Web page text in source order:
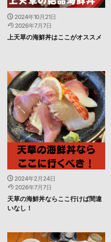
2024年10月21日
2026年7月7日
上天草の海鮮丼はここがオススメ
2024年2月24日
2026年7月7日
天草の海鮮丼ならここ行けば間違
いなし！